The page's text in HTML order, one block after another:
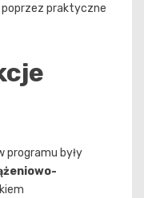
praktyczne
programu były